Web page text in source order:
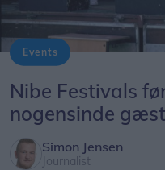
Events
Nibe Festivals
nogensinde
Simon Jensen
Journalist